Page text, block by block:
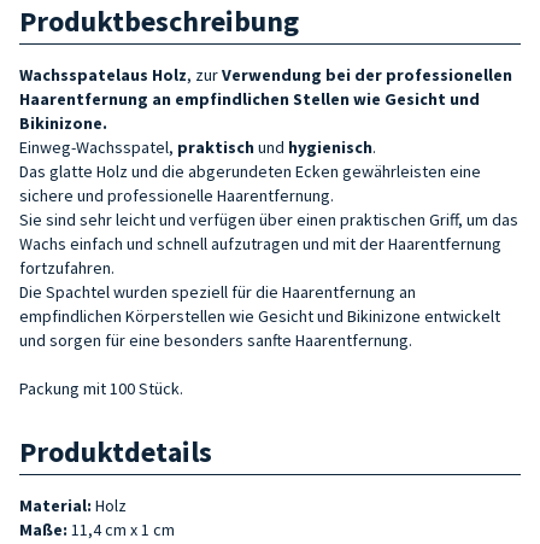
Produktbeschreibung
Wachsspatelaus Holz, zurVerwendung bei der professionellen
Haarentfernung an empfindlichen Stellen wie Gesicht und
Bikinizone.
Einweg-Wachsspatel, praktisch und hygienisch.
Das glatte Holz und die abgerundeten Ecken gewährleisten eine
sichere und professionelle Haarentfernung.
Sie sind sehr leicht und verfügen über einen praktischen Griff, um das
Wachs einfach und schnell aufzutragen und mit der Haarentfernung
fortzufahren.
Die Spachtel wurden speziell für die Haarentfernung an
empfindlichen Körperstellen wie Gesicht und Bikinizone entwickelt
und sorgen für eine besonders sanfte Haarentfernung.
Packung mit 100 Stück.
Produktdetails
Material: Holz
Maße: 11,4 cm x 1 cm